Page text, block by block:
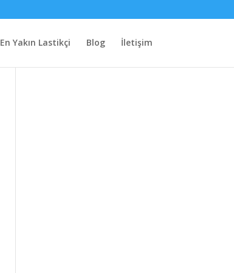
En Yakın Lastikçi Blog İletişim